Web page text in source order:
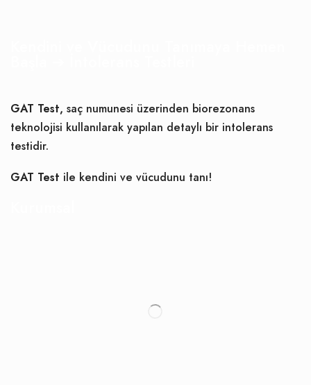
GAT Test, saç numunesi üzerinden biorezonans
teknolojisi kullanılarak yapılan detaylı bir intolerans
testidir.
GAT Test ile kendini ve vücudunu tanı!